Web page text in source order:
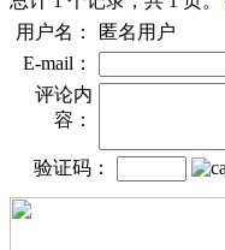
用户名：
匿名用户
E-mail：
评论内
容：
验证码：